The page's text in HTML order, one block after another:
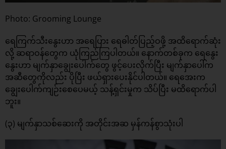
Photo: Grooming Lounge
ရေကြက်သီးနွေးဟာ အရေပြား ရေဓါတ်ပြည့်ဝဖို့ အထိရောက်ဆုံး
လို့ ဆရာဝန်တွေက ယုံကြည်ကြပါတယ်။ နောက်တစ်ခုက ရေနွေး
နွေးဟာ မျက်နှာချွေးပေါက်တွေ ဖွင့်ပေးလိုက်ပြီး မျက်နှာပေါ်က
အဆီတွေကိုလည်း ပိုပြီး ဖယ်ရှားပေးနိုင်ပါတယ်။ ရေအေးက
ချွေးပေါက်ကျဉ်းစေပေမယ့် သန့်ရှင်းမှုက သိပ်ပြီး မထိရောက်ပါ
ဘူး။
(၃) မျက်နှာသစ်ဆေးကို အတိုင်းအဆ မှန်ကန်စွာသုံးပါ